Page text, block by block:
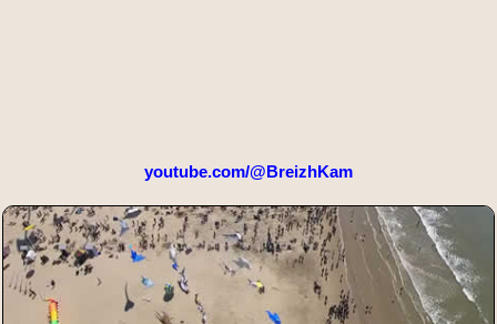
youtube.com/@BreizhKam